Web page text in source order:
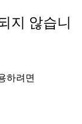
지 않습니
하려면